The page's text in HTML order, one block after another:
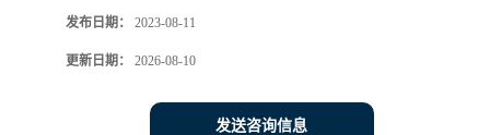
发布日期： 2023-08-11
更新日期： 2026-08-10
发送咨询信息